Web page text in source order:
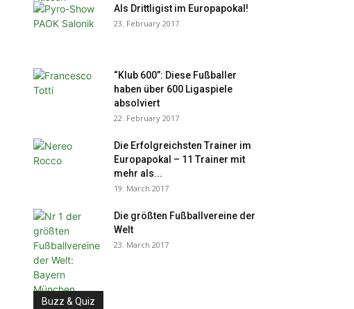
Als Drittligist im Europapokal!
23. February 2017
“Klub 600”: Diese Fußballer
haben über 600 Ligaspiele
absolviert
22. February 2017
Die Erfolgreichsten Trainer im
Europapokal – 11 Trainer mit
mehr als...
19. March 2017
Die größten Fußballvereine der
Welt
23. March 2017
Buzz & Quiz